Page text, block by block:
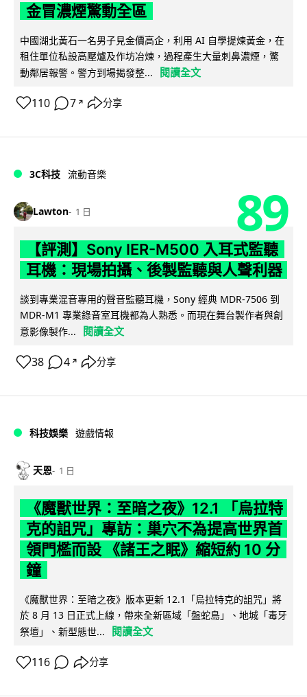
金冒濃煙驚動全區
中國湖北黃石一名男子見金價高企，利用 AI 自學提煉黃金，在
租住單位私設高壓爐及作坊冶煉，過程產生大量刺鼻濃煙，驚
動鄰居報警。警方到場揭發整...
閱讀全文
110 7 ↗ 分享
3C科技 流動音樂
Lawton 1 日 89
【評測】Sony IER-M500 入耳式監聽
耳機：現場拍攝、後製監聽與人聲利器
談到專業混音專用的聲音監聽耳機，Sony 經典 MDR-7506 到
MDR-M1 專業錄音室耳機都為人熟悉。而現在舞台製作者與創
意影像製作...
閱讀全文
38 4 ↗ 分享
科技娛樂 遊戲情報
天恩 1 日
《魔獸世界：至暗之夜》12.1 「烏拉特
克的詛咒」專訪：巢穴不為提高世界首
領門檻而設 《諸王之眠》縮短約 10 分
鐘
《魔獸世界：至暗之夜》版本更新 12.1「烏拉特克的詛咒」將
於 8 月 13 日正式上線，帶來全新區域「盤蛇島」、地城「毒牙
祭壇」、新型態世...
閱讀全文
116 分享